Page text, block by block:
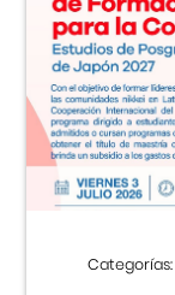
Categorías: